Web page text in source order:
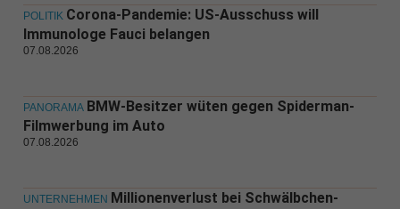
POLITIK Corona-Pandemie: US-Ausschuss will
Immunologe Fauci belangen
07.08.2026
PANORAMA BMW-Besitzer wüten gegen Spiderman-
Filmwerbung im Auto
07.08.2026
UNTERNEHMEN Millionenverlust bei Schwälbchen-